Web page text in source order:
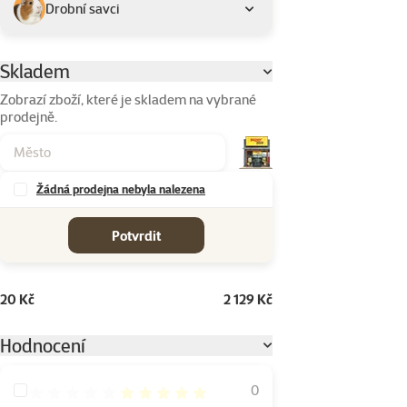
Drobní savci
Parametrický filtr
Skladem
Zobrazí zboží, které je skladem na vybrané
prodejně.
Žádná prodejna nebyla nalezena
Potvrdit
20 Kč 2 129 Kč
Hodnocení
Hodnocení 100% 0